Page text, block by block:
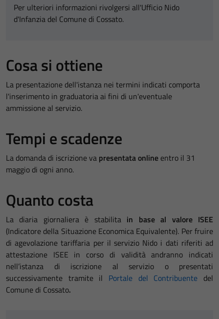
Per ulteriori informazioni rivolgersi all'Ufficio Nido
d'Infanzia del Comune di Cossato.
Cosa si ottiene
La presentazione dell'istanza nei termini indicati comporta
l'inserimento in graduatoria ai fini di un'eventuale
ammissione al servizio.
Tempi e scadenze
La domanda di iscrizione va presentata online entro il 31
maggio di ogni anno.
Quanto costa
La diaria giornaliera è stabilita in base al valore ISEE
(Indicatore della Situazione Economica Equivalente). Per fruire
di agevolazione tariffaria per il servizio Nido i dati riferiti ad
attestazione ISEE in corso di validità andranno indicati
nell’istanza di iscrizione al servizio o presentati
successivamente tramite il Portale del Contribuente del
Comune di Cossato.